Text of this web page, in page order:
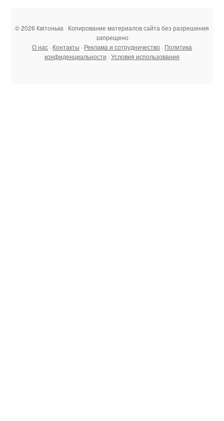
© 2026 Квітонька · Копирование материалов сайта без разрешения
запрещено
О нас · Контакты · Реклама и сотрудничество · Политика
конфиденциальности ·Условия использования